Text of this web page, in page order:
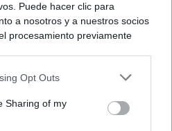
Puede hacer clic para
a nosotros y a nuestros socios
procesamiento previamente
en cuenta que algún
tiene el derecho de
Sus preferencias se aplicarán
Opt Outs
Sharing of my